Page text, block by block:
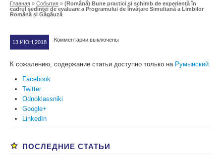
Главная » События » (Română) Bune practici și schimb de experiență în
cadrul ședinței de evaluare a Programului de Învățare Simultană a Limbilor
Română și Găgăuză
13 ИЮН,2018 Комментарии выключены
К сожалению, содержание статьи доступно только на Румынский.
Facebook
Twitter
Odnoklassniki
Google+
LinkedIn
ПОСЛЕДНИЕ СТАТЬИ